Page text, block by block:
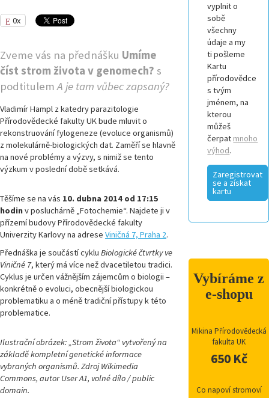
0x
Zveme vás na přednášku Umíme
číst strom života v genomech? s
podtitulemA je tam vůbec zapsaný?
Vladimír Hampl z katedry parazitologie
Přírodovědecké fakulty UK bude mluvit o
rekonstruování fylogeneze (evoluce organismů)
z molekulárně-biologických dat. Zaměří se hlavně
na nové problémy a výzvy, s nimiž se tento
výzkum v poslední době setkává.
Těšíme se na vás 10. dubna 2014 od 17:15
hodinv posluchárně „Fotochemie“. Najdete ji v
přízemí budovy Přírodovědecké fakulty
Univerzity Karlovy na adrese Viničná 7, Praha 2.
Přednáška je součástí cyklu Biologické čtvrtky ve
Viničné 7, který má více než dvacetiletou tradici.
Cyklus je určen vážnějším zájemcům o biologii –
konkrétně o evoluci, obecnější biologickou
problematiku a o méně tradiční přístupy k této
problematice.
Ilustrační obrázek: „Strom života“ vytvořený na
základě kompletní genetické informace
vybraných organismů. Zdroj Wikimedia
Commons, autor User A1, volné dílo / public
domain.
vyplnit o
sobě
všechny
údaje a my
ti pošleme
Kartu
přírodovědce
s tvým
jménem, na
kterou
můžeš
čerpat mnoho
výhod.
Zaregistrovat
se a získat
kartu
Vybíráme z
e-shopu
Mikina Přírodovědecká
fakulta UK
650 Kč
Co napoví stromoví